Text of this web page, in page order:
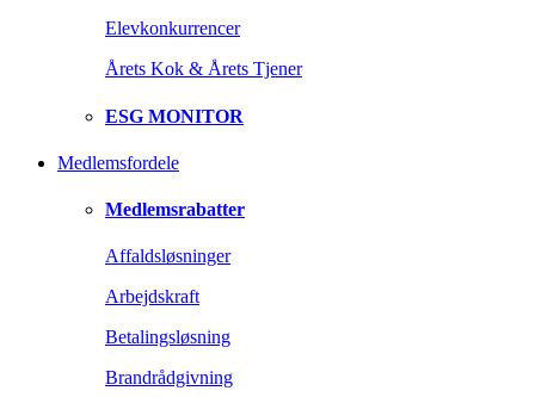
Elevkonkurrencer
Årets Kok & Årets Tjener
ESG MONITOR
Medlemsfordele
Medlemsrabatter
Affaldsløsninger
Arbejdskraft
Betalingsløsning
Brandrådgivning